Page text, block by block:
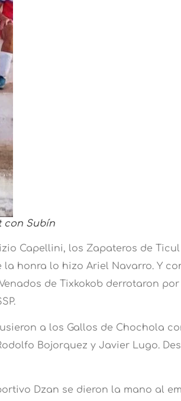
con Subín
Capellini, los Zapateros de
la honra lo hizo Ariel Navarro. Y
de Tixkokob derrotaron
a los Gallos de Chochola
Bojorquez y Javier Lugo.
Dzan se dieron la mano al